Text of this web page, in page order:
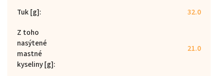
Tuk [g]:
32.0
Z toho
nasýtené
mastné
kyseliny [g]:
21.0